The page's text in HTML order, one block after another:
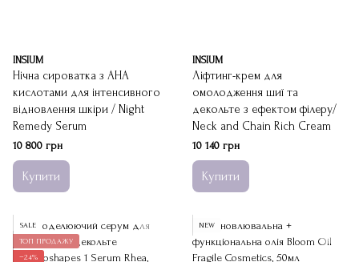
INSIUM
Нічна сироватка з AHA
кислотами для інтенсивного
відновлення шкіри / Night
Remedy Serum
10 800 грн
Купити
INSIUM
Ліфтинг-крем для
омолодження шиї та
декольте з ефектом філеру/
Neck and Chain Rich Cream
10 140 грн
Купити
SALE
ТОП ПРОДАЖУ
−24%
NEW